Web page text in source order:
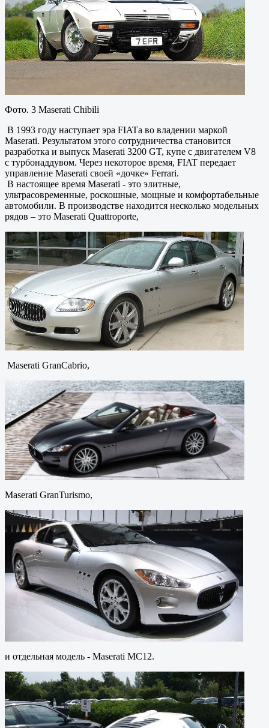
Фото. 3 Maserati Chibili
В 1993 году наступает эра FIATа во владении маркой
Maserati. Результатом этого сотрудничества становится
разработка и выпуск Maserati 3200 GT, купе с двигателем V8
с турбонаддувом. Через некоторое время, FIAT передает
управление Maserati своей «дочке» Ferrari.
В настоящее время Maserati - это элитные,
ультрасовременные, роскошные, мощные и комфортабельные
автомобили. В производстве находится несколько модельных
рядов – это Maserati Quattroporte,
Maserati GranCabrio,
Maserati GranTurismo,
и отдельная модель - Maserati MC12.